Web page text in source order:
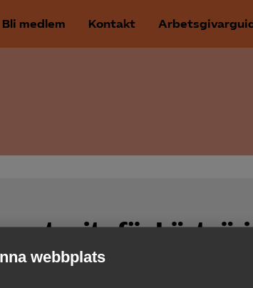
webbplats
Bli medlem Kontakt
antagits för
2024 ”Avtal om arbete i etableringsjobb”